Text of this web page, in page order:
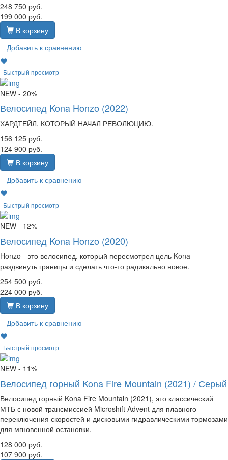
248 750руб.
199 000 руб.
В корзину
Добавить к сравнению
Быстрый просмотр
NEW - 20%
Велосипед Kona Honzo (2022)
ХАРДТЕЙЛ, КОТОРЫЙ НАЧАЛ РЕВОЛЮЦИЮ.
156 125руб.
124 900 руб.
В корзину
Добавить к сравнению
Быстрый просмотр
NEW - 12%
Велосипед Kona Honzo (2020)
Honzo - это велосипед, который пересмотрел цель Kona
раздвинуть границы и сделать что-то радикально новое.
254 500руб.
224 000 руб.
В корзину
Добавить к сравнению
Быстрый просмотр
NEW - 11%
Велосипед горный Kona Fire Mountain (2021) / Серый
Велосипед горный Kona Fire Mountain (2021), это классический
МТБ с новой трансмиссией Microshift Advent для плавного
переключения скоростей и дисковыми гидравлическими тормозами
для мгновенной остановки.
128 000руб.
107 900 руб.